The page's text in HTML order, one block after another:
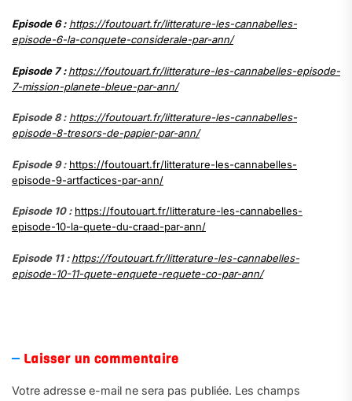
Episode 6 : https://foutouart.fr/litterature-les-cannabelles-
episode-6-la-conquete-considerale-par-ann/
Episode 7 :https://foutouart.fr/litterature-les-cannabelles-episode-
7-mission-planete-bleue-par-ann/
Episode 8 : https://foutouart.fr/litterature-les-cannabelles-
episode-8-tresors-de-papier-par-ann/
Episode 9 : https://foutouart.fr/litterature-les-cannabelles-
episode-9-artfactices-par-ann/
Episode 10 : https://foutouart.fr/litterature-les-cannabelles-
episode-10-la-quete-du-craad-par-ann/
Episode 11 :https://foutouart.fr/litterature-les-cannabelles-
episode-10-11-quete-enquete-requete-co-par-ann/
Laisser un commentaire
Votre adresse e-mail ne sera pas publiée. Les champs